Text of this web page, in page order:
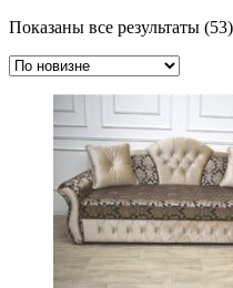
Показаны все результаты (53)